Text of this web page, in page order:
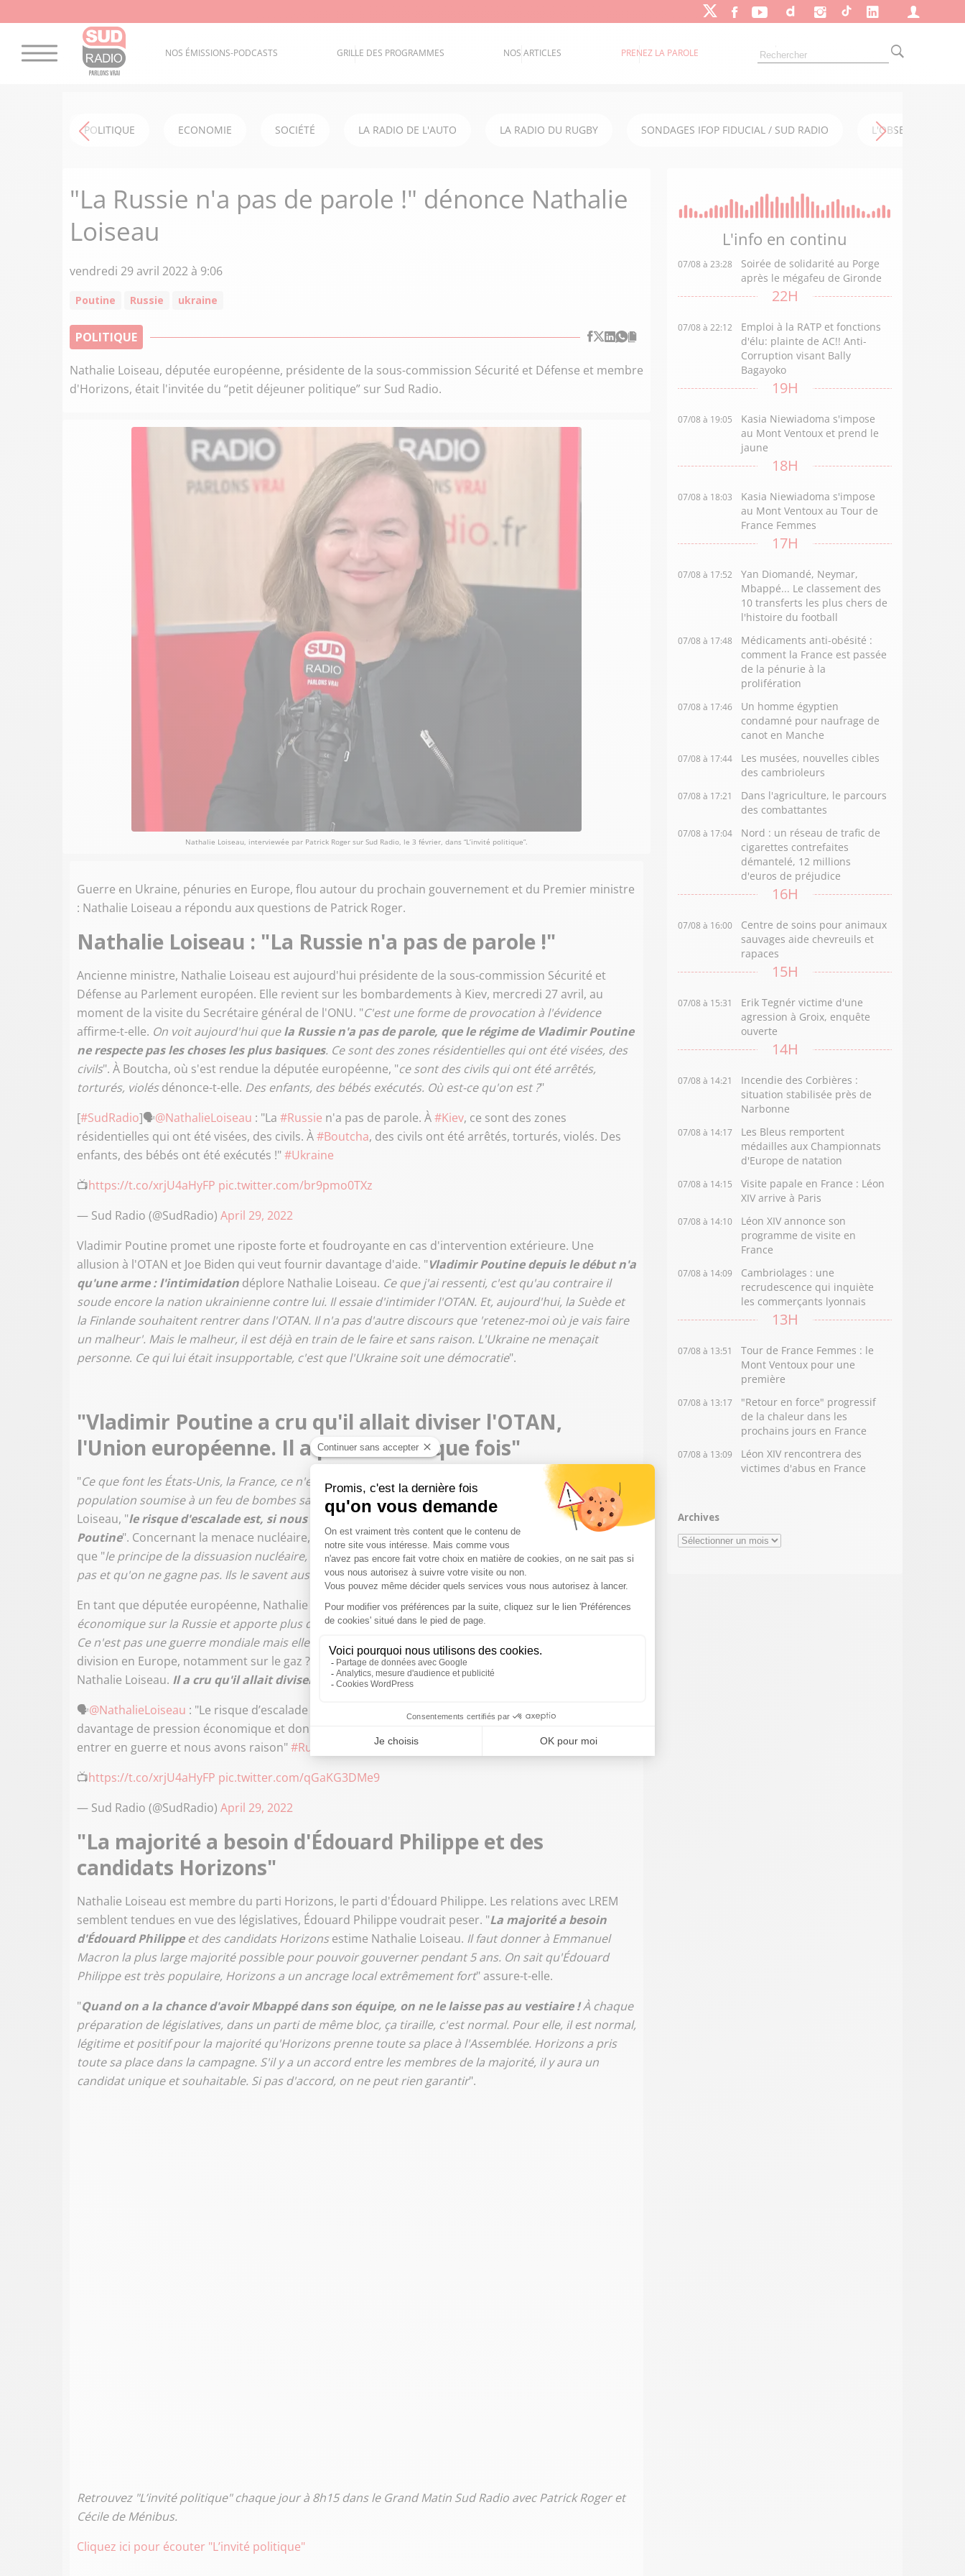
NOS ÉMISSIONS-PODCASTS GRILLE DES PROGRAMMES NOS ARTICLES PRENEZ LA PAROLE
POLITIQUE ECONOMIE SOCIÉTÉ LA RADIO DE L'AUTO LA RADIO DU RUGBY SONDAGES IFOP FIDUCIAL / SUD RADIO L'OBSERVATOIRE
"La Russie n'a pas de parole !" dénonce Nathalie
Loiseau
vendredi 29 avril 2022 à 9:06
Poutine Russie ukraine
POLITIQUE
Nathalie Loiseau, députée européenne, présidente de la sous-commission Sécurité et Défense et membre
d'Horizons, était l'invitée du “petit déjeuner politique” sur Sud Radio.
Nathalie Loiseau, interviewée par Patrick Roger sur Sud Radio, le 3 février, dans “L’invité politique”.
Guerre en Ukraine, pénuries en Europe, flou autour du prochain gouvernement et du Premier ministre
: Nathalie Loiseau a répondu aux questions de Patrick Roger.
Nathalie Loiseau : "La Russie n'a pas de parole !"
Ancienne ministre, Nathalie Loiseau est aujourd'hui présidente de la sous-commission Sécurité et
Défense au Parlement européen. Elle revient sur les bombardements à Kiev, mercredi 27 avril, au
moment de la visite du Secrétaire général de l'ONU. "C'est une forme de provocation à l'évidence
affirme-t-elle. On voit aujourd'hui quela Russie n'a pas de parole, que le régime de Vladimir Poutine
ne respecte pas les choses les plus basiques. Ce sont des zones résidentielles qui ont été visées, des
civils". À Boutcha, où s'est rendue la députée européenne, "ce sont des civils qui ont été arrêtés,
torturés, violésdénonce-t-elle. Des enfants, des bébés exécutés. Où est-ce qu'on est ?"
[#SudRadio]🗣@NathalieLoiseau : "La #Russie n'a pas de parole. À#Kiev, ce sont des zones
résidentielles qui ont été visées, des civils. À#Boutcha, des civils ont été arrêtés, torturés, violés. Des
enfants, des bébés ont été exécutés !"#Ukraine
📺https://t.co/xrjU4aHyFP pic.twitter.com/br9pmo0TXz
— Sud Radio (@SudRadio) April 29, 2022
Vladimir Poutine promet une riposte forte et foudroyante en cas d'intervention extérieure. Une
allusion à l'OTAN et Joe Biden qui veut fournir davantage d'aide. "Vladimir Poutine depuis le début n'a
qu'une arme : l'intimidation déplore Nathalie Loiseau. Ce que j'ai ressenti, c'est qu'au contraire il
soude encore la nation ukrainienne contre lui. Il essaie d'intimider l'OTAN. Et, aujourd'hui, la Suède et
la Finlande souhaitent rentrer dans l'OTAN. Il n'a pas d'autre discours que 'retenez-moi où je vais faire
un malheur'. Mais le malheur, il est déjà en train de le faire et sans raison. L'Ukraine ne menaçait
personne. Ce qui lui était insupportable, c'est que l'Ukraine soit une démocratie".
"Vladimir Poutine a cru qu'il allait diviser l'OTAN,
l'Union européenne. Il a perdu à chaque fois"
"Ce que font les États-Unis, la France, ce n'est pas entrer en guerre. Mais nous défendons un pays, une
population soumise à un feu de bombes sans raison, au mépris du droit international.
" PourNathalie
Loiseau, "le risque d'escalade est, si nous restons les bras croisés, de laisser faire Vladimir
Poutine". Concernant la menace nucléaire, " ce n'est pas la première fois qu'il l'a brandit
que "le principe de la dissuasion nucléaire, c'est que la guerre nucléaire est une guerre qu'on ne mène
pas et qu'on ne gagne pas. Ils le savent aussi en Russie".
En tant que députée européenne, Nathalie Loiseauattend que "l'Europe fasse davantage pression
économique sur la Russie et apporte plus d'aide à l'Ukraine. Pour que cette guerre se termine plus vite.
Ce n'est pas une guerre mondiale mais elle a des conséquences mondiales ". Existe-t-il un risque de
division en Europe, notamment sur le gaz ? "
C'est le calcul que tente Vladimir Poutine
Nathalie Loiseau. Il a cru qu'il allait diviser l'OTAN, l'Union européenne. Il a perdu à chaque fois
🗣@NathalieLoiseau : "Le risque d’escalade c'est de laisser faire
. J'attends que l'Europe fasse
davantage de pression économique et donne plus d'aide à l'
entrer en guerre et nous avons raison"#Russie
📺https://t.co/xrjU4aHyFP pic.twitter.com/qGaKG3DMe9
— Sud Radio (@SudRadio) April 29, 2022
"La majorité a besoin d'Édouard Philippe et des
candidats Horizons"
Nathalie Loiseau est membre du parti Horizons, le parti d'Édouard Philippe. Les relations avec LREM
semblent tendues en vue des législatives, Édouard Philippe voudrait peser. "La majorité a besoin
d'Édouard Philippeet des candidats Horizonsestime Nathalie Loiseau. Il faut donner à Emmanuel
Macron la plus large majorité possible pour pouvoir gouverner pendant 5 ans. On sait qu'Édouard
Philippe est très populaire, Horizons a un ancrage local extrêmement fort" assure-t-elle.
"Quand on a la chance d'avoir Mbappé dans son équipe, on ne le laisse pas au vestiaire !À chaque
préparation de législatives, dans un parti de même bloc, ça tiraille, c'est normal. Pour elle, il est normal,
légitime et positif pour la majorité qu'Horizons prenne toute sa place à l'Assemblée. Horizons a pris
toute sa place dans la campagne. S'il y a un accord entre les membres de la majorité, il y aura un
candidat unique et souhaitable. Si pas d'accord, on ne peut rien garantir".
Retrouvez "L’invité politique" chaque jour à 8h15 dans le Grand Matin Sud Radio avec Patrick Roger et
Cécile de Ménibus.
Cliquez ici pour écouter "L’invité politique"
L'info en continu
07/08 à 23:28
Soirée de solidarité au Porge
après le mégafeu de Gironde
22H
07/08 à 22:12
Emploi à la RATP et fonctions
d'élu: plainte de AC!! Anti-
Corruption visant Bally
Bagayoko
19H
07/08 à 19:05
Kasia Niewiadoma s'impose
au Mont Ventoux et prend le
jaune
18H
07/08 à 18:03
Kasia Niewiadoma s'impose
au Mont Ventoux au Tour de
France Femmes
17H
07/08 à 17:52
Yan Diomandé, Neymar,
Mbappé... Le classement des
10 transferts les plus chers de
l'histoire du football
07/08 à 17:48
Médicaments anti-obésité :
comment la France est passée
de la pénurie à la
prolifération
07/08 à 17:46
Un homme égyptien
condamné pour naufrage de
canot en Manche
07/08 à 17:44
Les musées, nouvelles cibles
des cambrioleurs
07/08 à 17:21
Dans l'agriculture, le parcours
des combattantes
07/08 à 17:04
Nord : un réseau de trafic de
cigarettes contrefaites
démantelé, 12 millions
d'euros de préjudice
16H
07/08 à 16:00
Centre de soins pour animaux
sauvages aide chevreuils et
rapaces
15H
07/08 à 15:31
Erik Tegnér victime d'une
agression à Groix, enquête
ouverte
14H
07/08 à 14:21
Incendie des Corbières :
situation stabilisée près de
Narbonne
07/08 à 14:17
Les Bleus remportent
médailles aux Championnats
d'Europe de natation
07/08 à 14:15
Visite papale en France : Léon
XIV arrive à Paris
07/08 à 14:10
Léon XIV annonce son
programme de visite en
France
07/08 à 14:09
Cambriolages : une
recrudescence qui inquiète
les commerçants lyonnais
13H
07/08 à 13:51
Tour de France Femmes : le
Mont Ventoux pour une
première
07/08 à 13:17
"Retour en force" progressif
de la chaleur dans les
prochains jours en France
07/08 à 13:09
Léon XIV rencontrera des
victimes d'abus en France
Archives
Archives